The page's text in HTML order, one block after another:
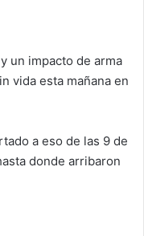
un impacto de arma
vida esta mañana en
a eso de las 9 de
donde arribaron